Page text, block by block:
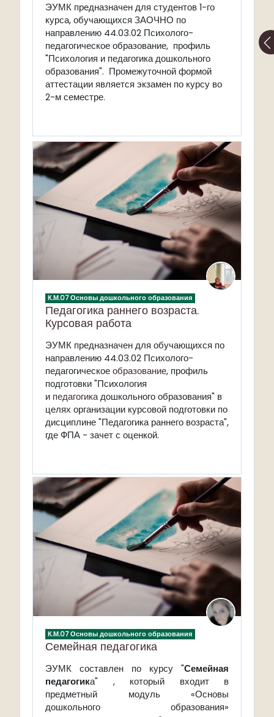
ЭУМК предназначен для студентов 1-го
курса, обучающихся ЗАОЧНО по
направлению 44.03.02 Психолого-
педагогическое образование, профиль
"Психология и педагогика дошкольного
образования". Промежуточной формой
аттестации является экзамен по курсу во
2-м семестре.
К.М.07 Основы дошкольного образования
Педагогика раннего возраста.
Курсовая работа
ЭУМК предназначен для обучающихся по
направлению 44.03.02 Психолого-
педагогическое образование, профиль
подготовки "Психология
и педагогикадошкольного образования" в
целях организации курсовой подготовки по
дисциплине "Педагогика раннего возраста",
где ФПА - зачет с оценкой.
К.М.07 Основы дошкольного образования
Семейная педагогика
ЭУМК составлен по курсу "Семейная
педагогика" , который входит в
предметный модуль «Основы
дошкольного образования»